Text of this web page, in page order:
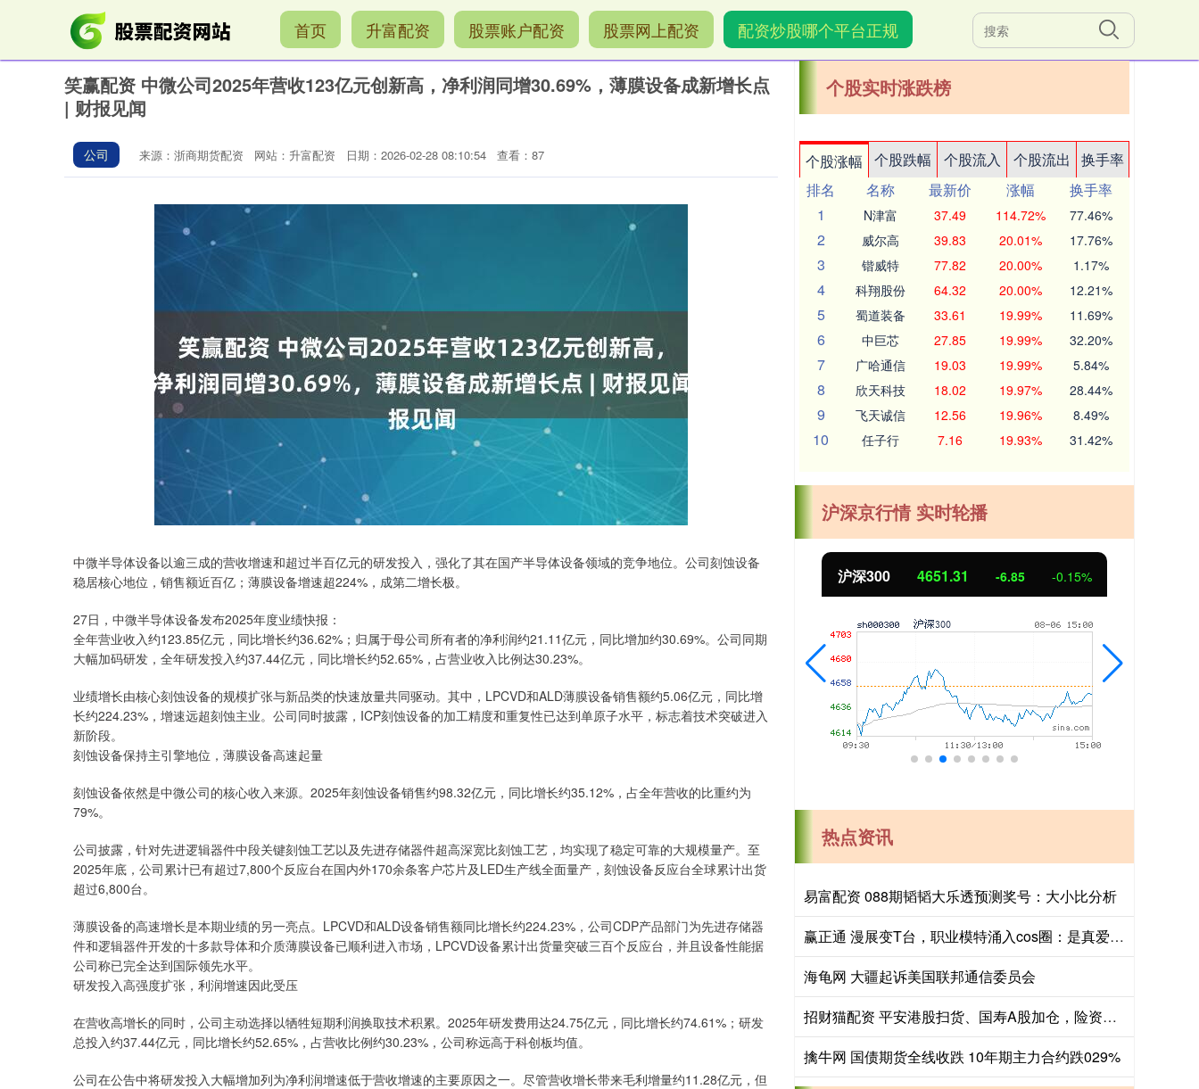
首页 升富配资 股票账户配资 股票网上配资 配资炒股哪个平台正规
笑赢配资 中微公司2025年营收123亿元创新高，净利润同增30.69%，薄膜设备成新增长点
| 财报见闻
公司 来源：浙商期货配资 网站：升富配资 日期：2026-02-28 08:10:54 查看：87
中微半导体设备以逾三成的营收增速和超过半百亿元的研发投入，强化了其在国产半导体设备领域的竞争地位。公司刻蚀设备
稳居核心地位，销售额近百亿；薄膜设备增速超224%，成第二增长极。
27日，中微半导体设备发布2025年度业绩快报：
全年营业收入约123.85亿元，同比增长约36.62%；归属于母公司所有者的净利润约21.11亿元，同比增加约30.69%。公司同期
大幅加码研发，全年研发投入约37.44亿元，同比增长约52.65%，占营业收入比例达30.23%。
业绩增长由核心刻蚀设备的规模扩张与新品类的快速放量共同驱动。其中，LPCVD和ALD薄膜设备销售额约5.06亿元，同比增
长约224.23%，增速远超刻蚀主业。公司同时披露，ICP刻蚀设备的加工精度和重复性已达到单原子水平，标志着技术突破进入
新阶段。
刻蚀设备保持主引擎地位，薄膜设备高速起量
刻蚀设备依然是中微公司的核心收入来源。2025年刻蚀设备销售约98.32亿元，同比增长约35.12%，占全年营收的比重约为
79%。
公司披露，针对先进逻辑器件中段关键刻蚀工艺以及先进存储器件超高深宽比刻蚀工艺，均实现了稳定可靠的大规模量产。至
2025年底，公司累计已有超过7,800个反应台在国内外170余条客户芯片及LED生产线全面量产，刻蚀设备反应台全球累计出货
超过6,800台。
薄膜设备的高速增长是本期业绩的另一亮点。LPCVD和ALD设备销售额同比增长约224.23%，公司CDP产品部门为先进存储器
件和逻辑器件开发的十多款导体和介质薄膜设备已顺利进入市场，LPCVD设备累计出货量突破三百个反应台，并且设备性能据
公司称已完全达到国际领先水平。
研发投入高强度扩张，利润增速因此受压
在营收高增长的同时，公司主动选择以牺牲短期利润换取技术积累。2025年研发费用达24.75亿元，同比增长约74.61%；研发
总投入约37.44亿元，同比增长约52.65%，占营收比例约30.23%，公司称远高于科创板均值。
公司在公告中将研发投入大幅增加列为净利润增速低于营收增速的主要原因之一。尽管营收增长带来毛利增量约11.28亿元，但
个股实时涨跌榜
个股涨幅 个股跌幅 个股流入 个股流出
换手率
排名
名称 最新价 涨幅
换手率
1
N津富 37.49 114.72% 77.46%
2 威尔高 39.83 20.01% 17.76%
3 锴威特 77.82 20.00% 1.17%
4 科翔股份 64.32 20.00% 12.21%
5 蜀道装备 33.61 19.99% 11.69%
6 中巨芯 27.85 19.99% 32.20%
7 广哈通信 19.03 19.99% 5.84%
8 欣天科技 18.02 19.97% 28.44%
9 飞天诚信 12.56 19.96% 8.49%
10 任子行 7.16 19.93% 31.42%
沪深京行情 实时轮播
-0.01% 上证指数 3900.35 21.92 0.57% 深证成指 14110.12 沪深300 4651.31 -6.85 -0.15%
热点资讯
易富配资 088期韬韬大乐透预测奖号：大小比分析
赢正通 漫展变T台，职业模特涌入cos圈：是真爱还是降维打击？
海龟网 大疆起诉美国联邦通信委员会
招财猫配资 平安港股扫货、国寿A股加仓，险资权益投资如何平衡收益与波动
擒牛网 国债期货全线收跌 10年期主力合约跌029%